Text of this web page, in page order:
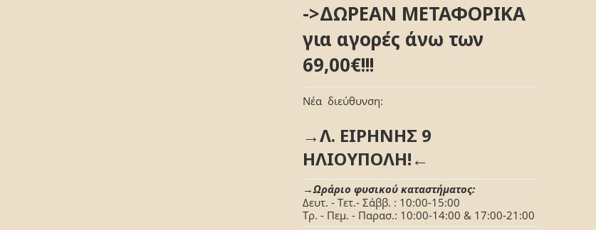
->ΔΩΡΕΑΝ ΜΕΤΑΦΟΡΙΚΑ
για αγορές άνω των
69,00€!!!
Νέα διεύθυνση:
→Λ. ΕΙΡΗΝΗΣ 9
ΗΛΙΟΥΠΟΛΗ!←
→Ωράριο φυσικού καταστήματος:
Δευτ. - Τετ.- Σάββ. : 10:00-15:00
Τρ. - Πεμ. - Παρασ.: 10:00-14:00 & 17:00-21:00